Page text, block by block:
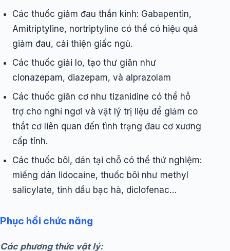
Các thuốc giảm đau thần kinh: Gabapentin,
Amitriptyline, nortriptyline có thể có hiệu quả
giảm đau, cải thiện giấc ngủ.
Các thuốc giải lo, tạo thư giãn như
clonazepam, diazepam, và alprazolam
Các thuốc giãn cơ như tizanidine có thể hỗ
trợ cho nghỉ ngơi và vật lý trị liệu để giảm co
thắt cơ liên quan đến tình trạng đau cơ xương
cấp tính.
Các thuốc bôi, dán tại chỗ có thể thử nghiệm:
miếng dán lidocaine, thuốc bôi như methyl
salicylate, tinh dầu bạc hà, diclofenac…
Phục hồi chức năng
Các phương thức vật lý: